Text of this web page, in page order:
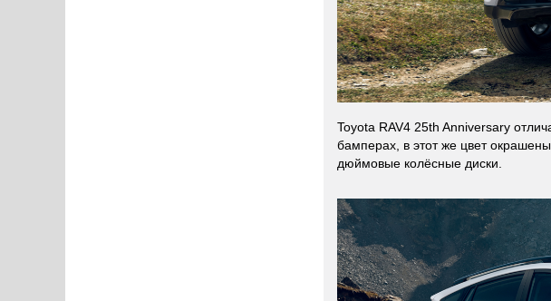
Toyota RAV4 25th Anniversary
бамперах, в этот же цвет
дюймовые колёсные диски.